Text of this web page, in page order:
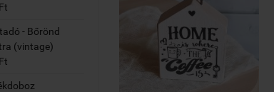
- Bőrönd
(vintage)